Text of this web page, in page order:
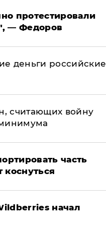
протестировали
— Федоров
деньги российские
считающих войну
часть
начал